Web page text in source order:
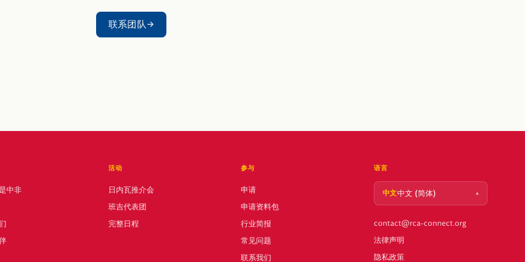
联系团队
中非
活动
日内瓦推介会
班吉代表团
完整日程
参与
申请
申请资料包
行业简报
常见问题
联系我们
语言
中文中文 (简体) ▴
contact@rca-connect.org
法律声明
隐私政策